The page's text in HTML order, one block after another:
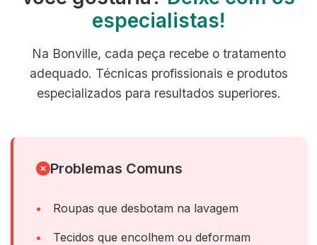
especialistas!
Na Bonville, cada peça recebe o tratamento
adequado. Técnicas profissionais e produtos
especializados para resultados superiores.
Problemas Comuns
Roupas que desbotam na lavagem
Tecidos que encolhem ou deformam